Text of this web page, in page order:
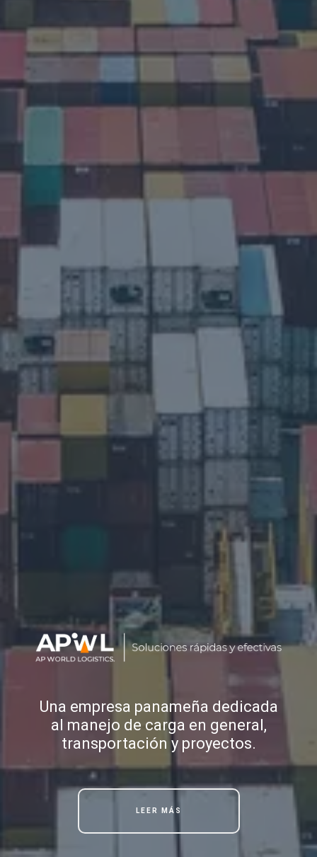
Una empresa panameña dedicada
al manejo de carga en general,
transportación y proyectos.
LEER MÁS